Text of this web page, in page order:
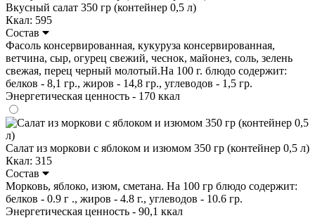
Вкусный салат 350 гр (контейнер 0,5 л)
Ккал: 595
Состав
Фасоль консервированная, кукуруза консервированная,
ветчина, сыр, огурец свежий, чеснок, майонез, соль, зелень
свежая, перец черный молотый.На 100 г. блюдо содержит:
белков - 8,1 гр., жиров - 14,8 гр., углеводов - 1,5 гр.
Энергетическая ценность - 170 ккал
Салат из моркови с яблоком и изюмом 350 гр (контейнер 0,5 л)
Ккал: 315
Состав
Морковь, яблоко, изюм, сметана. На 100 гр блюдо содержит:
белков - 0.9 г ., жиров - 4.8 г., углеводов - 10.6 гр.
Энергетическая ценность - 90,1 ккал